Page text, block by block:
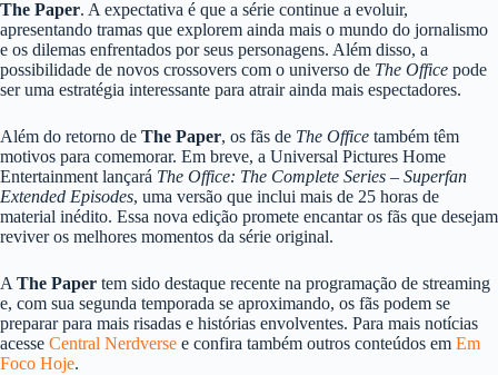
The Paper. A expectativa é que a série continue a evoluir,
apresentando tramas que explorem ainda mais o mundo do jornalismo
e os dilemas enfrentados por seus personagens. Além disso, a
possibilidade de novos crossovers com o universo de The Office pode
ser uma estratégia interessante para atrair ainda mais espectadores.
Além do retorno de The Paper, os fãs de The Office também têm
motivos para comemorar. Em breve, a Universal Pictures Home
Entertainment lançará The Office: The Complete Series – Superfan
Extended Episodes, uma versão que inclui mais de 25 horas de
material inédito. Essa nova edição promete encantar os fãs que desejam
reviver os melhores momentos da série original.
AThe Paper tem sido destaque recente na programação de streaming
e, com sua segunda temporada se aproximando, os fãs podem se
preparar para mais risadas e histórias envolventes. Para mais notícias
acesse Central Nerdverse e confira também outros conteúdos em Em
Foco Hoje.